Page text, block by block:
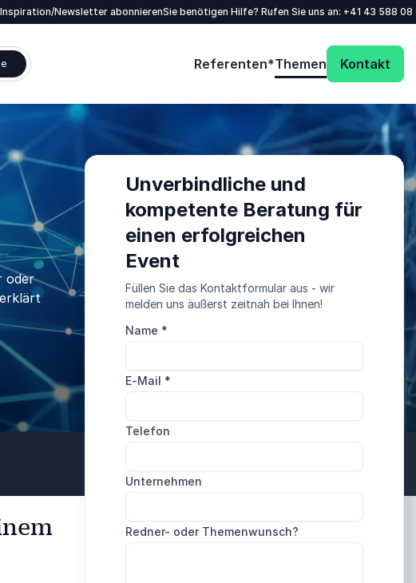
Inspiration/Newsletter abonnierenSie benötigen Hilfe? Rufen Sie uns an: +41 43 588 08
Referenten*Themen Kontakt
oder
Unverbindliche und
kompetente Beratung für
einen erfolgreichen
Event
Füllen Sie das Kontaktformular aus - wir
melden uns äußerst zeitnah bei Ihnen!
Name *
E-Mail *
Telefon
Unternehmen
Redner- oder Themenwunsch?